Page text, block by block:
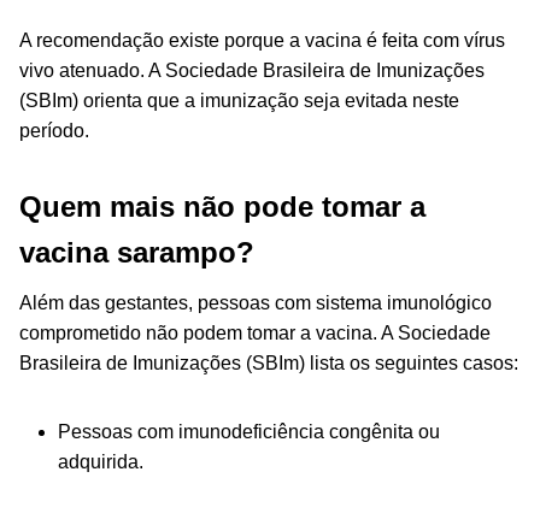
A recomendação existe porque a vacina é feita com vírus
vivo atenuado. A Sociedade Brasileira de Imunizações
(SBIm) orienta que a imunização seja evitada neste
período.
Quem mais não pode tomar a
vacina sarampo?
Além das gestantes, pessoas com sistema imunológico
comprometido não podem tomar a vacina. A Sociedade
Brasileira de Imunizações (SBIm) lista os seguintes casos:
Pessoas com imunodeficiência congênita ou
adquirida.